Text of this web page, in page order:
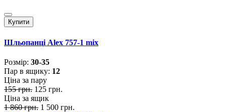
Купити
Шльопанці Alex 757-1 mix
Розмiр: 30-35
Пар в ящику: 12
Ціна за пару
155 грн. 125 грн.
Ціна за ящик
1 860 грн. 1 500 грн.